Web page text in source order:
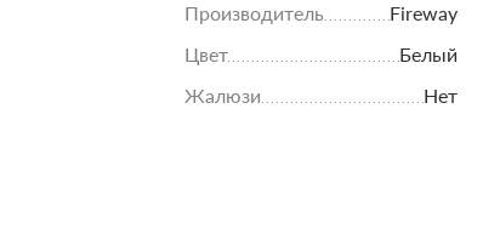
Производитель
Fireway
Цвет
Белый
Жалюзи
Нет